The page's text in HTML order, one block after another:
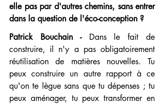
elle pas par d'autres chemins, sans entrer
dans la question de l'éco-conception ?
Patrick Bouchain - Dans le fait de
construire, il n'y a pas obligatoirement
réutilisation de matières nouvelles. Tu
peux construire un autre rapport à ce
qu'on te lègue sans que tu dépenses ; tu
peux aménager, tu peux transformer en